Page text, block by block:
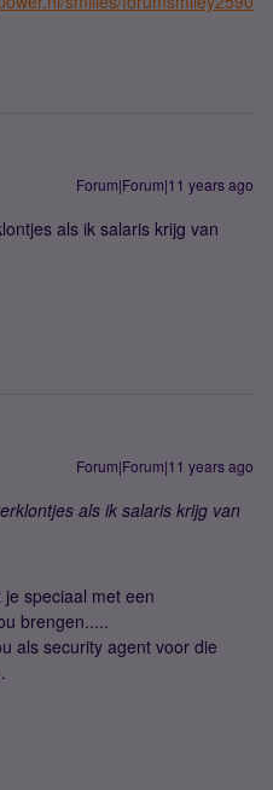
Forum|Forum|11 years ago
als ik salaris krijg van
Forum|Forum|11 years ago
als ik salaris krijg van
speciaal met een
brengen.....
als security agent voor die